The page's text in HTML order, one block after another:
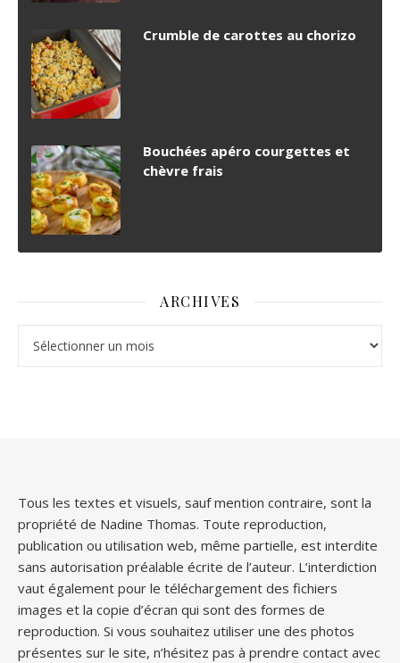
Crumble de carottes au chorizo
Bouchées apéro courgettes et
chèvre frais
ARCHIVES
Tous les textes et visuels, sauf mention contraire, sont la
propriété de Nadine Thomas. Toute reproduction,
publication ou utilisation web, même partielle, est interdite
sans autorisation préalable écrite de l’auteur. L’interdiction
vaut également pour le téléchargement des fichiers
images et la copie d’écran qui sont des formes de
reproduction. Si vous souhaitez utiliser une des photos
présentes sur le site, n’hésitez pas à prendre contact avec